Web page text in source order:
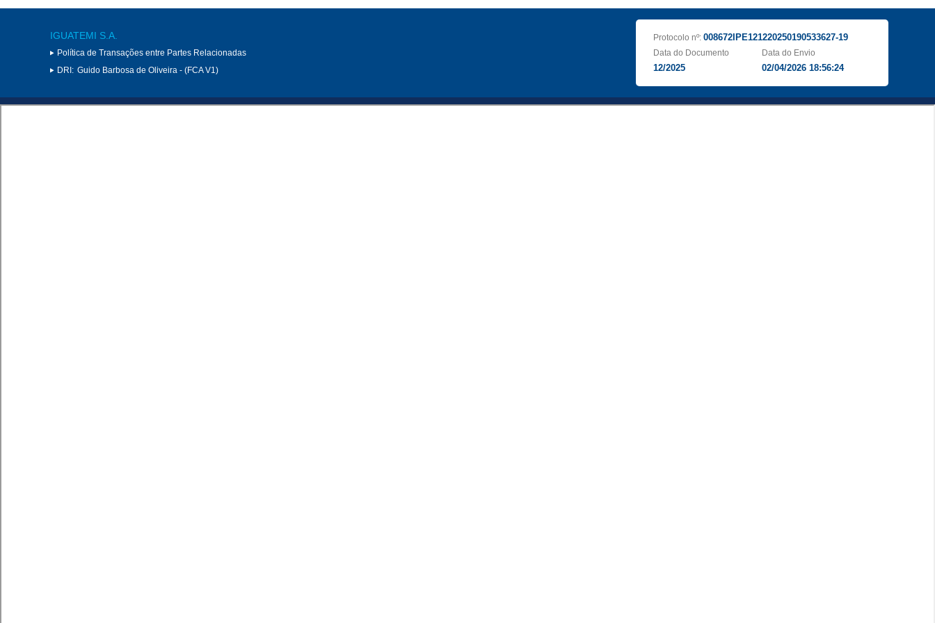
IGUATEMI S.A.
Política de Transações entre Partes Relacionadas
DRI: Guido Barbosa de Oliveira - (FCA V1)
Protocolo nº: 008672IPE121220250190533627-19
Data do Documento
12/2025
Data do Envio
02/04/2026 18:56:24